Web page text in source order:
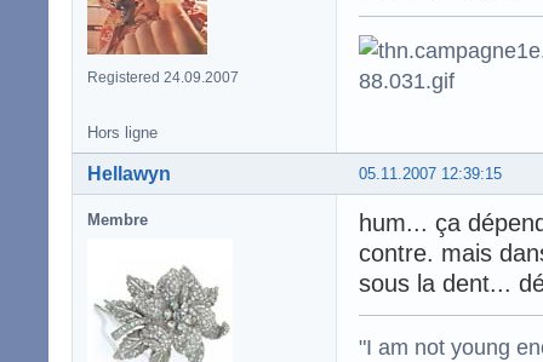
Registered 24.09.2007
Hors ligne
05.11.2007 12:39:15
Hellawyn
Membre
hum... ça
contre. mais
sous la dent...
"I am not young